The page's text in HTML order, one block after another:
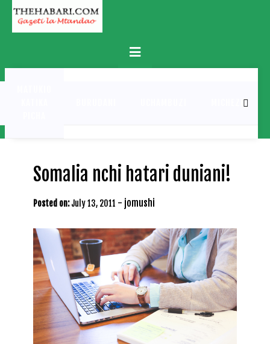
Skip
content
Primary
Menu
MICHEZO
Somalia nchi hatari duniani!
Posted on: July 13, 2011 - jomushi